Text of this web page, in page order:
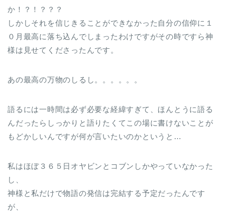
か！？！？？？
しかしそれを信じきることができなかった自分の信仰に１
０月最高に落ち込んでしまったわけですがその時ですら神
様は見せてくださったんです。
あの最高の万物のしるし。。。。。。
語るには一時間は必ず必要な経緯すぎて、ほんとうに語る
んだったらしっかりと語りたくてこの場に書けないことが
もどかしいんですが何が言いたいのかというと…
私はほぼ３６５日オヤビンとコブンしかやっていなかった
し、
神様と私だけで物語の発信は完結する予定だったんです
が、